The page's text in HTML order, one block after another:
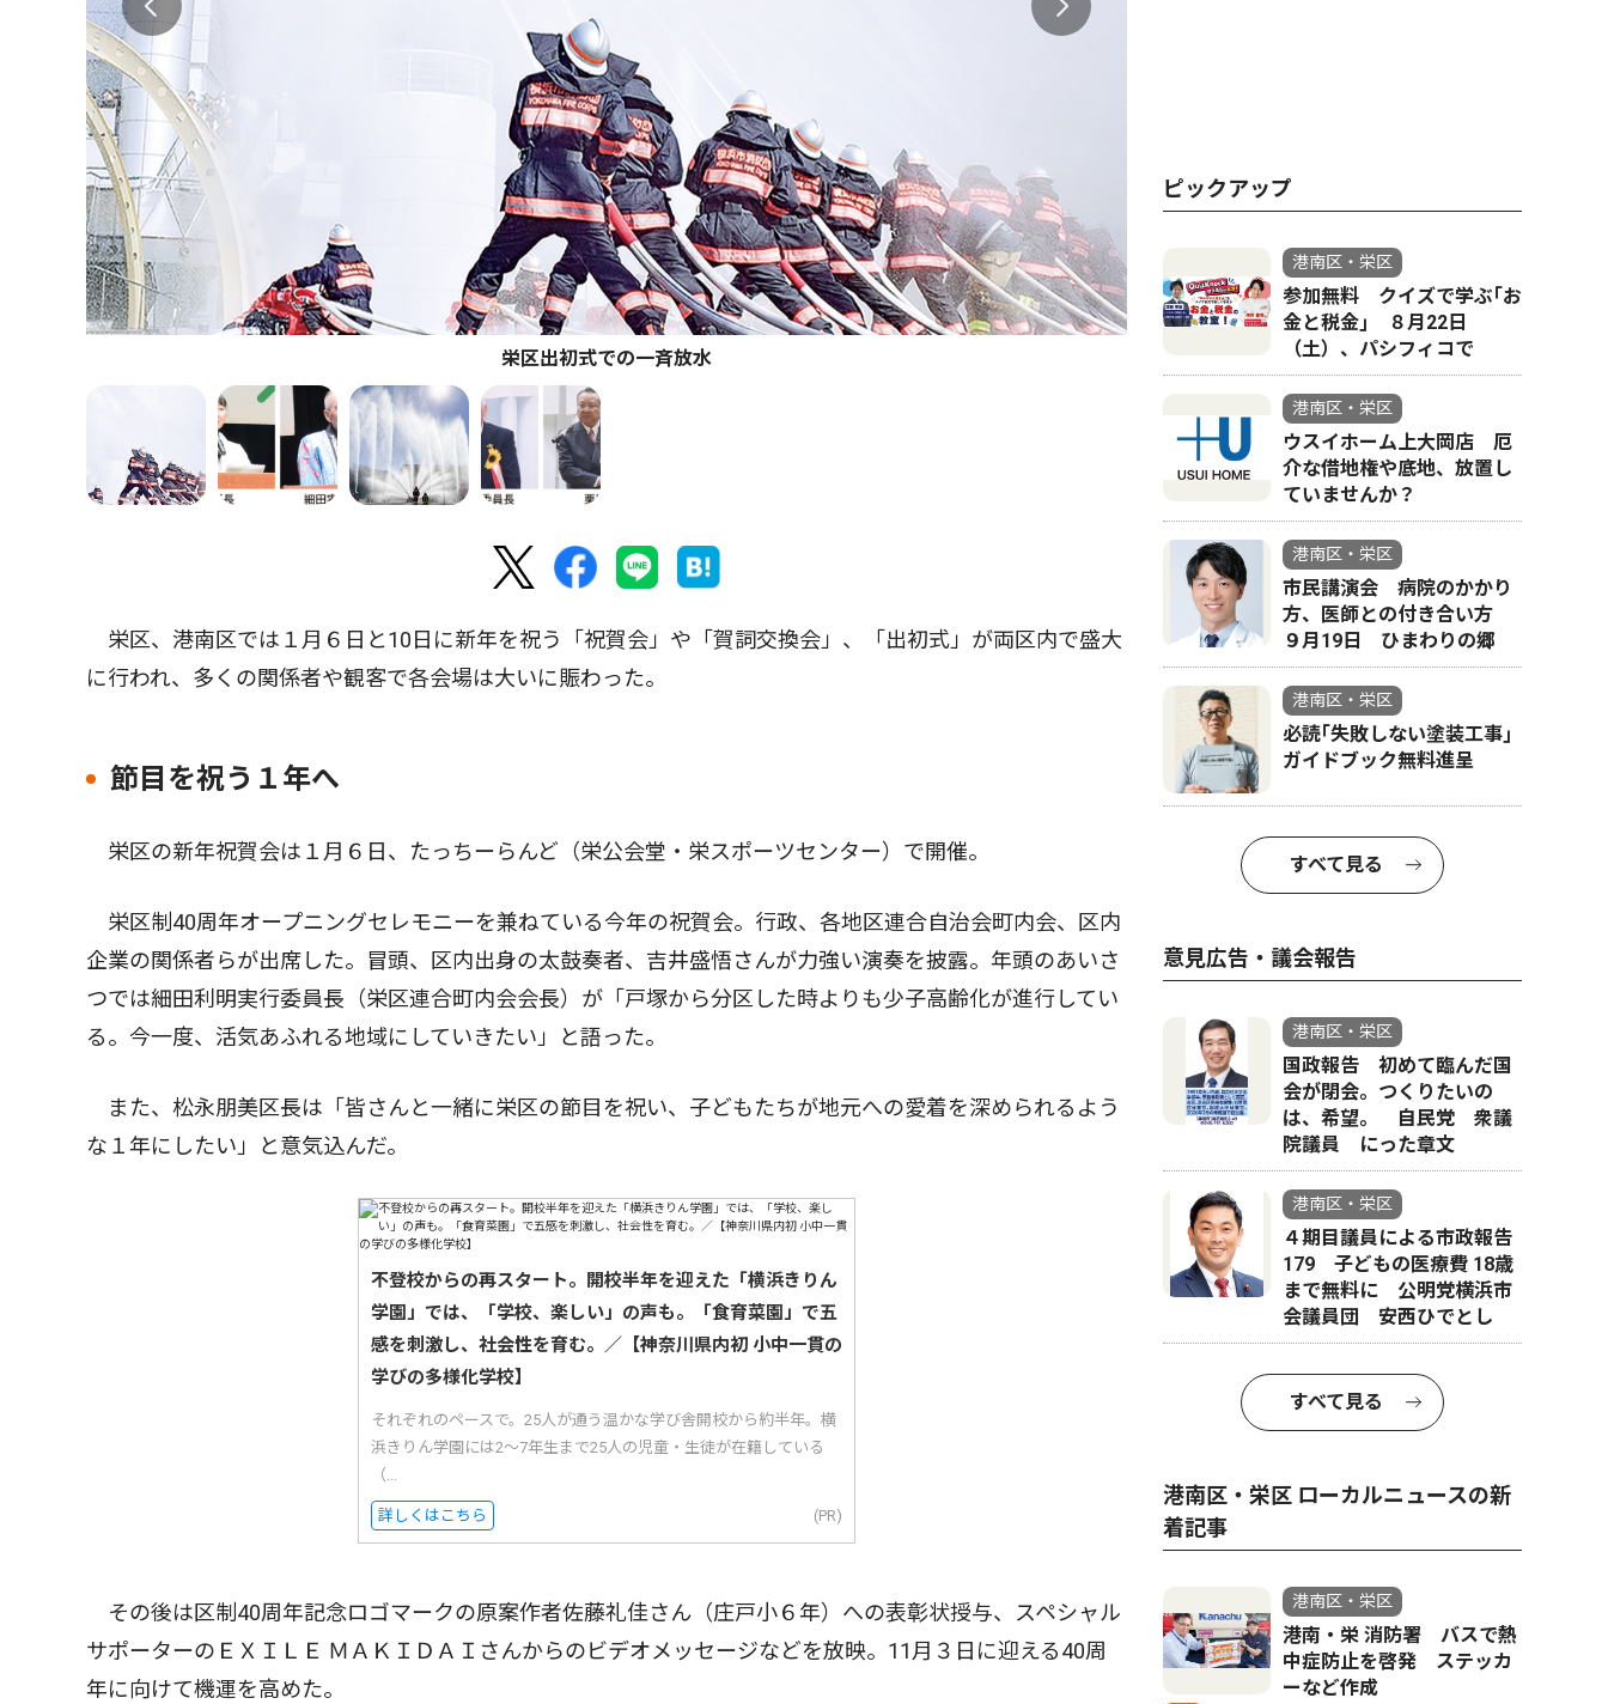
栄区出初式での一斉放水
栄区、港南区では１月６日と10日に新年を祝う「祝賀会」や「賀詞交換会」、「出初式」が両区内で盛大
に行われ、多くの関係者や観客で各会場は大いに賑わった。
節目を祝う１年へ
栄区の新年祝賀会は１月６日、たっちーらんど（栄公会堂・栄スポーツセンター）で開催。
栄区制40周年オープニングセレモニーを兼ねている今年の祝賀会。行政、各地区連合自治会町内会、区内
企業の関係者らが出席した。冒頭、区内出身の太鼓奏者、吉井盛悟さんが力強い演奏を披露。年頭のあいさ
つでは細田利明実行委員長（栄区連合町内会会長）が「戸塚から分区した時よりも少子高齢化が進行してい
る。今一度、活気あふれる地域にしていきたい」と語った。
また、松永朋美区長は「皆さんと一緒に栄区の節目を祝い、子どもたちが地元への愛着を深められるよう
な１年にしたい」と意気込んだ。
不登校からの再スタート。開校半年を迎えた「横浜きりん
学園」では、「学校、楽しい」の声も。「食育菜園」で五
感を刺激し、社会性を育む。／【神奈川県内初 小中一貫の
学びの多様化学校】
それぞれのペースで。25人が通う温かな学び舎開校から約半年。横
浜きりん学園には2〜7年生まで25人の児童・生徒が在籍している
（...
詳しくはこちら (PR)
その後は区制40周年記念ロゴマークの原案作者佐藤礼佳さん（庄戸小６年）への表彰状授与、スペシャル
サポーターのＥＸＩＬＥ ＭＡＫＩＤＡＩさんからのビデオメッセージなどを放映。11月３日に迎える40周
年に向けて機運を高めた。
ピックアップ
港南区・栄区
参加無料 クイズで学ぶ｢お
金と税金｣ ８月22日
（土）、パシフィコで
港南区・栄区
ウスイホーム上大岡店 厄
介な借地権や底地、放置し
ていませんか？
港南区・栄区
市民講演会 病院のかかり
方、医師との付き合い方
９月19日 ひまわりの郷
港南区・栄区
必読｢失敗しない塗装工事｣
ガイドブック無料進呈
すべて見る
意見広告・議会報告
港南区・栄区
国政報告 初めて臨んだ国
会が閉会。つくりたいの
は、希望。 自民党 衆議
院議員 にった章文
港南区・栄区
４期目議員による市政報告
179 子どもの医療費 18歳
まで無料に 公明党横浜市
会議員団 安西ひでとし
すべて見る
港南区・栄区 ローカルニュースの新
着記事
港南区・栄区
港南・栄 消防署 バスで熱
中症防止を啓発 ステッカ
ーなど作成